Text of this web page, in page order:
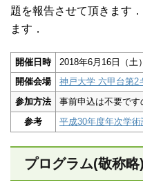
題を報告させて頂きます
ます．
開催日時
2018年6月16日（土
開催会場
神戸大学 六甲台第2
参加方法
事前申込は不要です
参考
平成30年度年次学
プログラム(敬称略)